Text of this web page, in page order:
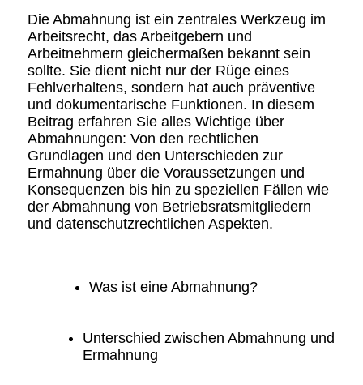
Die Abmahnung ist ein zentrales Werkzeug im
Arbeitsrecht, das Arbeitgebern und
Arbeitnehmern gleichermaßen bekannt sein
sollte. Sie dient nicht nur der Rüge eines
Fehlverhaltens, sondern hat auch präventive
und dokumentarische Funktionen. In diesem
Beitrag erfahren Sie alles Wichtige über
Abmahnungen: Von den rechtlichen
Grundlagen und den Unterschieden zur
Ermahnung über die Voraussetzungen und
Konsequenzen bis hin zu speziellen Fällen wie
der Abmahnung von Betriebsratsmitgliedern
und datenschutzrechtlichen Aspekten.
Was ist eine Abmahnung?
Unterschied zwischen Abmahnung und
Ermahnung